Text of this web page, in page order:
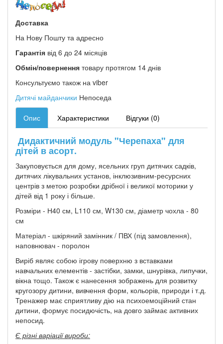
Доставка
На Нову Пошту та адресно
Гарантія від 6 до 24 місяців
Обмін/повернення товару протягом 14 днів
Консультуємо також на viber
Дитячі майданчики Непоседа
Опис Характеристики Відгуки (0)
Дидактичний модуль "Черепаха" для
дітей в асорт.
Закуповується для дому, ясельних груп дитячих садків,
дитячих лікувальних установ, інклюзивним-ресурсних
центрів з метою розробки дрібної і великої моторики у
дітей від 1 року і більше.
Розміри - Н40 см, L110 см, W130 см, діаметр чохла - 80
см
Матеріал - шкіряний замінник / ПВХ (під замовлення),
наповнювач - поролон
Виріб являє собою ігрову поверхню з вставками
навчальних елементів - застібки, замки, шнурівка, липучки,
вікна тощо. Також є нанесення зображень для розвитку
кругозору дитини, вивчення форм, кольорів, природи і т.д.
Тренажер має сприятливу дію на психоемоційний стан
дитини, формує посидючість, на довго займає активних
непосид.
Є різні варіації вироби: